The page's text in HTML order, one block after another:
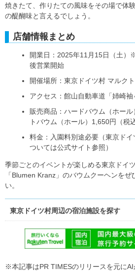
焼きたて、作りたての風味をその場で体
の醍醐味と言えるでしょう。
店舗情報まとめ
開業日：2025年11月15日（土
後営業開始
開催場所：東京ドイツ村 マルク
アクセス：館山自動車道「姉崎
販売商品：ハードバウム（ホー
トバウム（ホール）1,650円（税
料金：入園料別途必要（東京ド
ついては公式サイト参照）
季節ごとのイベントが楽しめる東京ドイ
「Blumen Kranz」のバウムクーヘンをぜ
い。
東京ドイツ村周辺の宿泊施設を探す
※本記事はPR TIMESのリリースを元にAI